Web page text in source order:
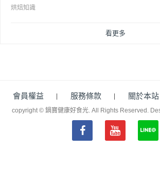
烘焙知識
看更多
會員權益 服務條款 關於本站
copyright © 鍋寶健康好食光. All Rights Reserved.